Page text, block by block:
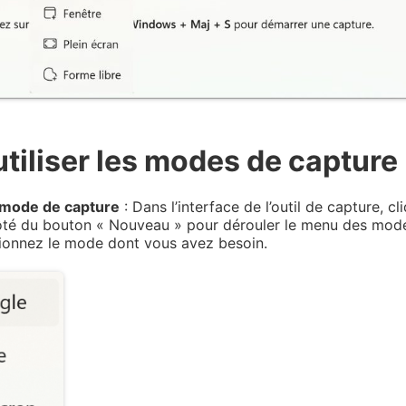
les modes de capture
de capture : Dans l’interface de l’outil de capture,
du bouton « Nouveau » pour dérouler le menu des
le mode dont vous avez besoin.